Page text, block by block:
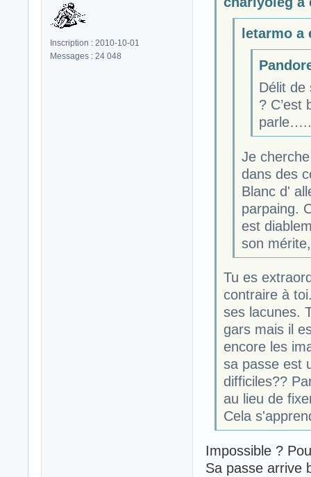
Inscription : 2010-10-01
Messages : 24 048
letarmo a
Délit de
? C’est
Je
dans des
Blanc d'
parpaing.
est
son
Tu es
contraire à
ses lacunes.
gars mais il
encore les
sa passe est
difficiles??
au lieu de
Cela
Impossible ?
Sa passe arrive